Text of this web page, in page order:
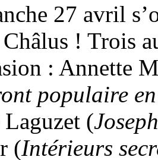
27 avril
! Trois
: Annette
populaire
(
(Intérieurs